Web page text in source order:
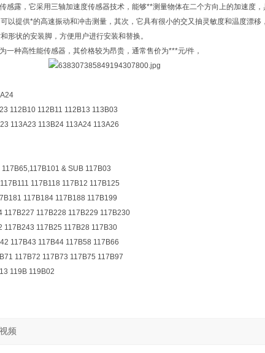
露，它采用三轴加速度传感器技术，能够**测量物体在二个方向上的加速度，
以提供*的高速振动和冲击测量，其次，它具有很小的交又抽灵敏度和温度漂移，
形状的安装脚，方便用户进行安装和替换。
种高性能传感器，其价格较为昂贵，通常售价为***元/件，
112B10 112B11 112B13 113B03
113A23 113B24 113A24 113A26
& SUB 117B03
117B118 117B12 117B125
117B184 117B188 117B199
117B227 117B228 117B229 117B230
117B243 117B25 117B28 117B30
117B43 117B44 117B58 117B66
117B72 117B73 117B75 117B97
119B 119B02